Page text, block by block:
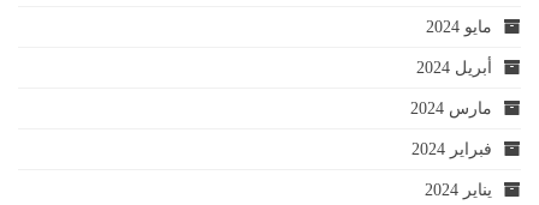
مايو 2024
أبريل 2024
مارس 2024
فبراير 2024
يناير 2024